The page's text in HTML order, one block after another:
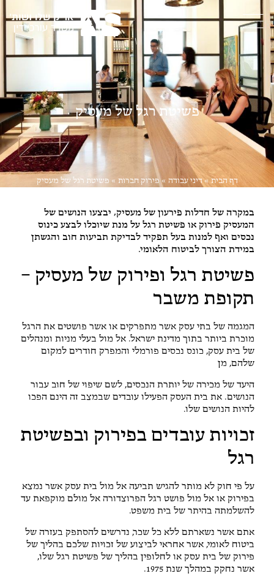
פשיטת רגל של מעסיק
דף הבית»דיני עבודה »פירוק חברות » פשיטת רגל של מעסיק
במקרה של חדלות פירעון של מעסיק, יבצעו הנושים של
המעסיק פירוק או פשיטת רגל על מנת שיוכלו לבצע כינוס
נכסים ואף למנות בעל תפקיד לבדיקת תביעות חוב והגשתן
במידת הצורך לביטוח הלאומי.
פשיטת רגל ופירוק של מעסיק –
תקופת משבר
המגמה של בתי עסק אשר מתפרקים או אשר פושטים את הרגל
מוכרת ביותר בתוך מדינת ישראל. אל מול בעלי מניות ומנהלים
של בית עסק, כונס נכסים פורמלי והמפרק חודרים למקום
שלהם, מן
היעד של מכירה של יותרת הנכסים, לשם שיפוי של חוב עבור
הנושים. את בית העסק הפעילו עובדים שבמצב זה הינם הפכו
להיות הנושים שלו.
זכויות עובדים בפירוק ובפשיטת
רגל
על פי חוק לא מותר להגיש תביעה אל מול בית עסק אשר נמצא
בפירוק או אל מול פושט רגל הפרוצדורה אל מולם מוקפאת עד
להשלמתה בהיתר של בית משפט.
אתם אשר נשארתם ללא כל שכר, נדרשים להסתפק בעזרה של
ביטוח לאומי, אשר אחראי לביצוע של זכויות שלכם בהליך של
פירוק של בית עסק או לחלופין בהליך של פשיטת רגל שלו,
אשר נחקק במהלך שנת 1975.